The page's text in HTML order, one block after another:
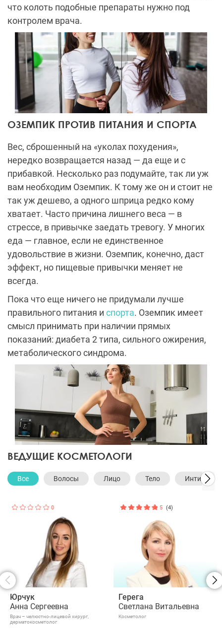
что колоть подобные препараты нужно под
контролем врача.
ОЗЕМПИК ПРОТИВ ПИТАНИЯ И СПОРТА
Вес, сброшенный на «уколах похудения»,
нередко возвращается назад — да еще и с
прибавкой. Несколько раз подумайте, так ли уж
вам необходим Оземпик. К тому же он и стоит не
так уж дешево, а одного шприца редко кому
хватает. Часто причина лишнего веса — в
стрессе, в привычке заедать тревогу. У многих
еда — главное, если не единственное
удовольствие в жизни. Оземпик, конечно, даст
эффект, но пищевые привычки меняет не
всегда.
Пока что еще ничего не придумали лучше
правильного питания и спорта. Оземпик имеет
смысл принимать при наличии прямых
показаний: диабета 2 типа, сильного ожирения,
метаболического синдрома.
ВЕДУЩИЕ КОСМЕТОЛОГИ
Все Волосы Лицо Тело Интимная
Юрчук
Анна Сергеевна
0
Врач – челюстно-лицевой хирург,
дерматокосметолог
Герега
Светлана Витальевна
5 (4)
Косметолог